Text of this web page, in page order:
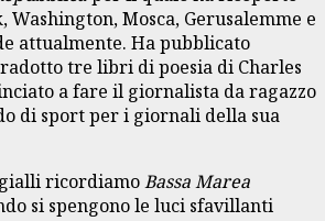
Washington, Mosca, Gerusalemme e
attualmente. Ha pubblicato
tre libri di poesia di Charles
a fare il giornalista da ragazzo
di sport per i giornali della sua
ricordiamoBassa Marea
si spengono le luci sfavillanti